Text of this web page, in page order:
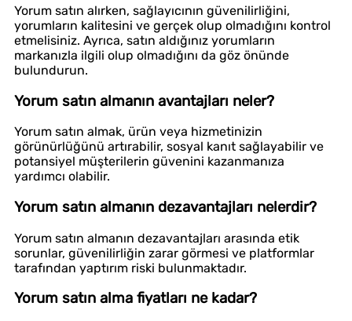
Yorum satın alırken, sağlayıcının güvenilirliğini,
yorumların kalitesini ve gerçek olup olmadığını kontrol
etmelisiniz. Ayrıca, satın aldığınız yorumların
markanızla ilgili olup olmadığını da göz önünde
bulundurun.
Yorum satın almanın avantajları neler?
Yorum satın almak, ürün veya hizmetinizin
görünürlüğünü artırabilir, sosyal kanıt sağlayabilir ve
potansiyel müşterilerin güvenini kazanmanıza
yardımcı olabilir.
Yorum satın almanın dezavantajları nelerdir?
Yorum satın almanın dezavantajları arasında etik
sorunlar, güvenilirliğin zarar görmesi ve platformlar
tarafından yaptırım riski bulunmaktadır.
Yorum satın alma fiyatları ne kadar?